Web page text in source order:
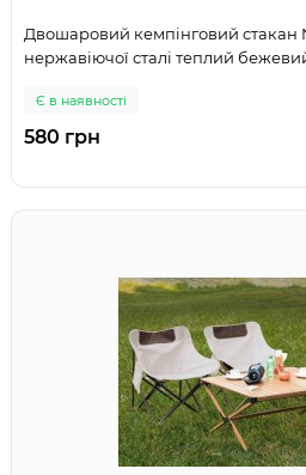
Двошаровий кемпінговий стакан
нержавіючої сталі теплий
Є в наявності
580 грн